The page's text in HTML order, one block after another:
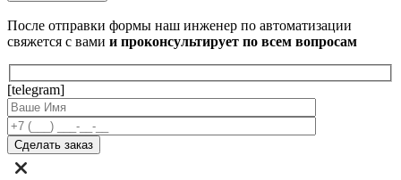
После отправки формы наш инженер по автоматизации
свяжется с вами и проконсультирует по всем вопросам
[telegram]